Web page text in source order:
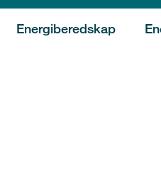
Energiberedskap